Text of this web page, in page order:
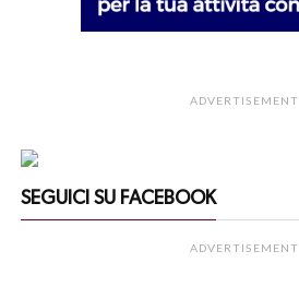
ADVERTISEMENT
SEGUICI SU FACEBOOK
ADVERTISEMENT